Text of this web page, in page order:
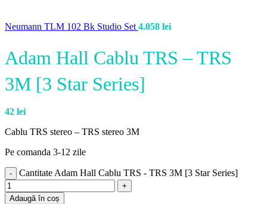
Neumann TLM 102 Bk Studio Set 4.058 lei
Adam Hall Cablu TRS – TRS
3M [3 Star Series]
42 lei
Cablu TRS stereo – TRS stereo 3M
Pe comanda 3-12 zile
Cantitate Adam Hall Cablu TRS - TRS 3M [3 Star Series]
Adaugă în coș